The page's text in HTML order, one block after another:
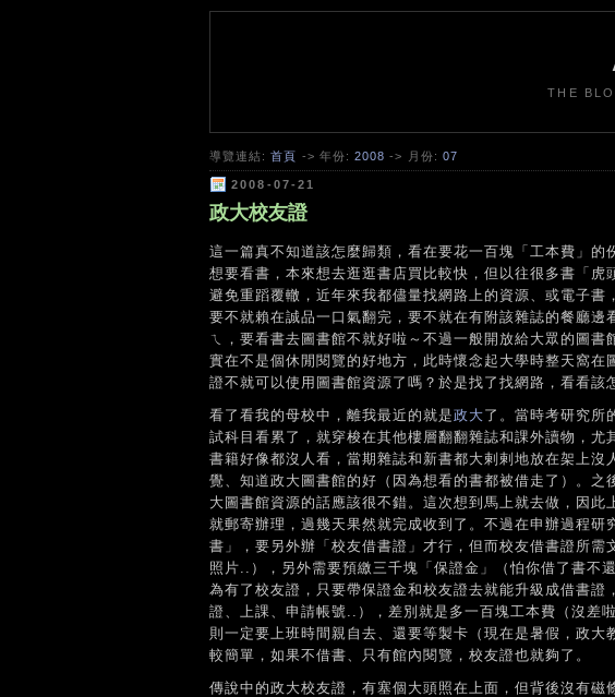
THE
導覽連結:首頁 -> 年份:2008 -> 月份: 07
2008-07-21
政大校友證
這一篇真不知道該怎麼歸類，看在要花一百塊「工本費」
想要看書，本來想去逛逛書店買比較快，但以往很多書「
避免重蹈覆轍，近年來我都儘量找網路上的資源、或電子書
要不就賴在誠品一口氣翻完，要不就在有附該雜誌的餐廳邊
ㄟ，要看書去圖書館不就好啦～不過一般開放給大眾的圖書
實在不是個休閒閱覽的好地方，此時懷念起大學時整天窩
證不就可以使用圖書館資源了嗎？於是找了找網路，看看該
看了看我的母校中，離我最近的就是政大了。當時考研究所
試科目看累了，就穿梭在其他樓層翻翻雜誌和課外讀物，
書籍好像都沒人看，當期雜誌和新書都大剌剌地放在架上沒
覺、知道政大圖書館的好（因為想看的書都被借走了）。之
大圖書館資源的話應該很不錯。這次想到馬上就去做，因
就郵寄辦理，過幾天果然就完成收到了。不過在申辦過程
書」，要另外辦「校友借書證」才行，但而校友借書證所需
照片..），另外需要預繳三千塊「保證金」（怕你借了書不
為有了校友證，只要帶保證金和校友證去就能升級成借書證
證、上課、申請帳號..），差別就是多一百塊工本費（沒差
則一定要上班時間親自去、還要等製卡（現在是暑假，政
較簡單，如果不借書、只有館內閱覽，校友證也就夠了。
傳說中的政大校友證，有塞個大頭照在上面，但背後沒有磁